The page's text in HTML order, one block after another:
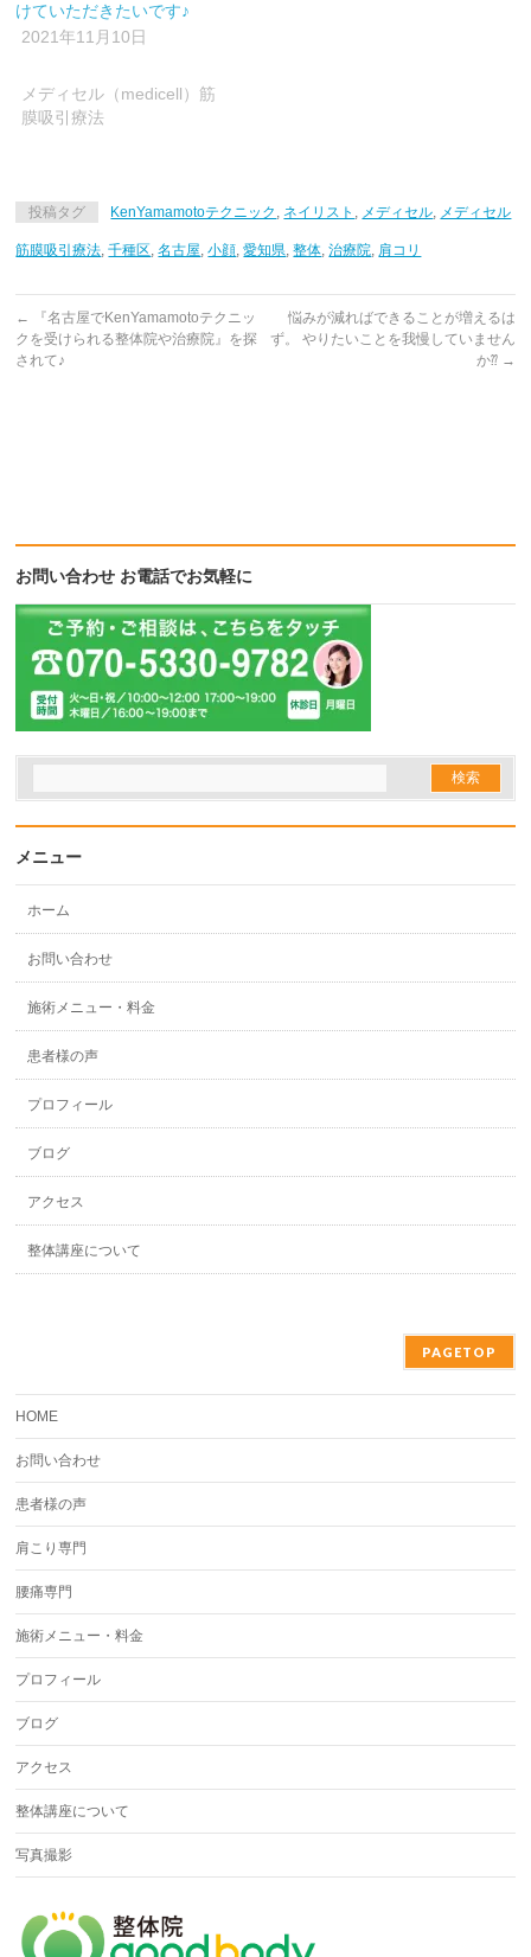
けていただきたいです♪
2021年11月10日
メディセル（medicell）筋
膜吸引療法
投稿タグ KenYamamotoテクニック , ネイリスト , メディセル, メディセル
筋膜吸引療法,千種区,名古屋,小顔,愛知県,整体,治療院, 肩コリ
←
『名古屋でKenYamamotoテクニッ
クを受けられる整体院や治療院』を探
されて♪
悩みが減ればできることが増えるは
ず。 やりたいことを我慢していません
か⁇ →
お問い合わせ お電話でお気軽に
メニュー
ホーム
お問い合わせ
施術メニュー・料金
患者様の声
プロフィール
ブログ
アクセス
整体講座について
PAGETOP
HOME
お問い合わせ
患者様の声
肩こり専門
腰痛専門
施術メニュー・料金
プロフィール
ブログ
アクセス
整体講座について
写真撮影